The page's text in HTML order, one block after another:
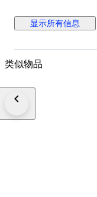
显示所有信息
类似物品